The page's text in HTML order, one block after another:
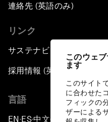
このウェ
ます
このサイト
に合わせた
フィックの
ザーによる
連絡先 (英語のみ)
リンク
サステナビリティへの取り
採用情報 (英語のみ)
言語
EN ▪ES▪中文▪ 日本語